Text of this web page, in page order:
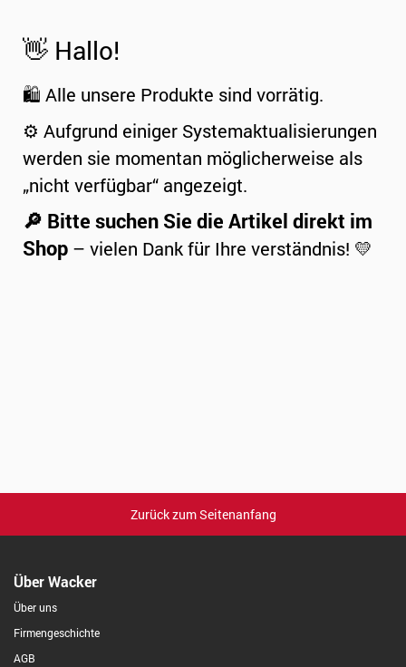
👋 Hallo!
🛍️ Alle unsere Produkte sind vorrätig.
⚙️ Aufgrund einiger Systemaktualisierungen
werden sie momentan möglicherweise als
„nicht verfügbar“ angezeigt.
🔎 Bitte suchen Sie die Artikel direkt im
Shop – vielen Dank für Ihre verständnis! 💛
Zurück zum Seitenanfang
Über Wacker
Über uns
Firmengeschichte
AGB